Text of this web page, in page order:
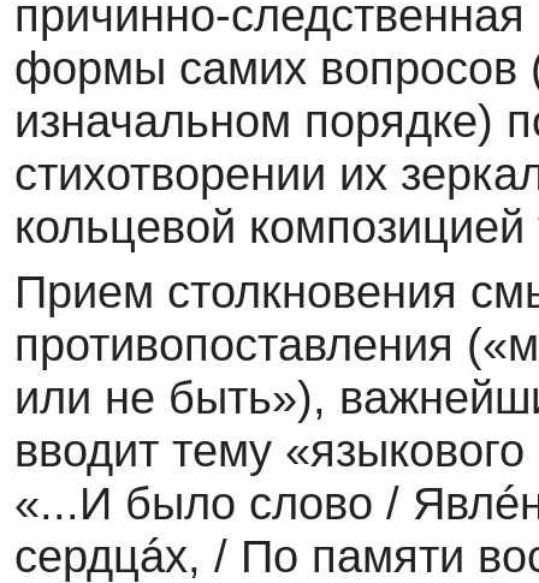
причинно-
формы самих вопросов
изначальном порядке)
стихотворении их
кольцевой композицией
Прием столкновения
противопоставления
или не быть»),
вводит тему
«...И было слово /
сердцáх, / По памяти